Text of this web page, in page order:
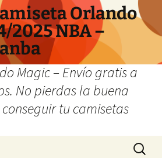
Orlando
2025 NBA –
Magic – Envío gratis a
No pierdas la buena
tu camisetas
Buscar: